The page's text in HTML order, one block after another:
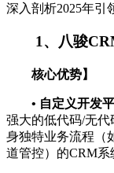
深入剖析2025年引
1、八骏
核心优势】
• 自定义开发
强大的低代码/无
身独特业务流程（
道管控）的CRM系